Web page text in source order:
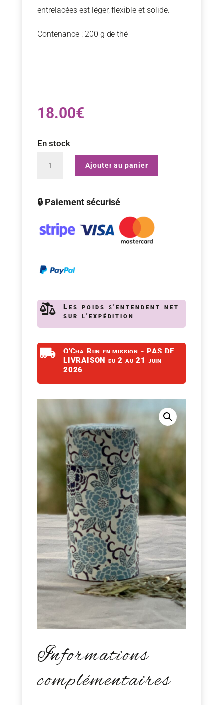
entrelacées est léger, flexible et solide.
Contenance : 200 g de thé
18.00€
En stock
à
thé
Sakura
Ajouter au panier
🔒 Paiement sécurisé

Les poids s'entendent net
sur l'expédition

O'Cha Run en mission - PAS DE
LIVRAISON du 2 au 21 juin
2026
Informations
complémentaires